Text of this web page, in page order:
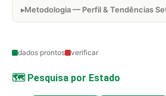
Metodologia — Perfil & Tendências
dados prontos verificar
🗺️ Pesquisa por Estado